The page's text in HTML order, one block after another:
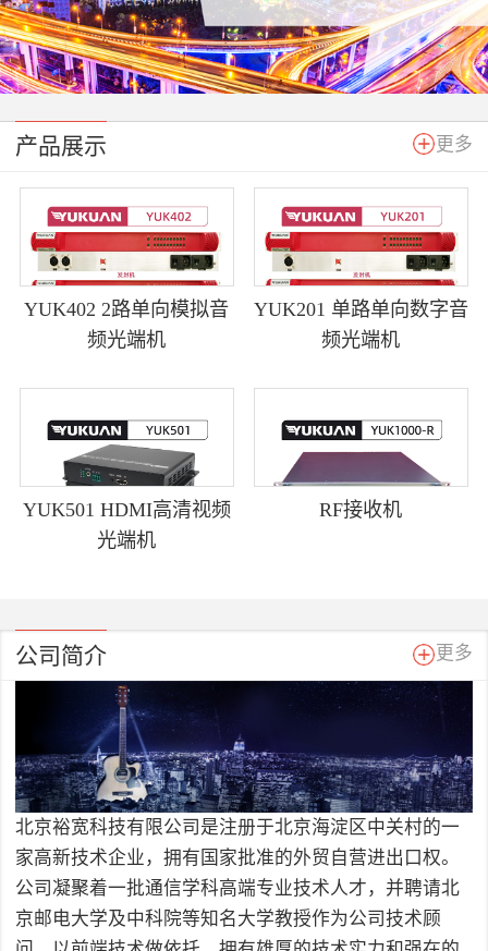
产品展示 更多
YUK402 2路单向模拟音
频光端机
YUK201 单路单向数字音
频光端机
YUK501 HDMI高清视频
光端机
RF接收机
公司简介 更多
北京裕宽科技有限公司是注册于北京海淀区中关村的一
家高新技术企业，拥有国家批准的外贸自营进出口权。
公司凝聚着一批通信学科高端专业技术人才，并聘请北
京邮电大学及中科院等知名大学教授作为公司技术顾